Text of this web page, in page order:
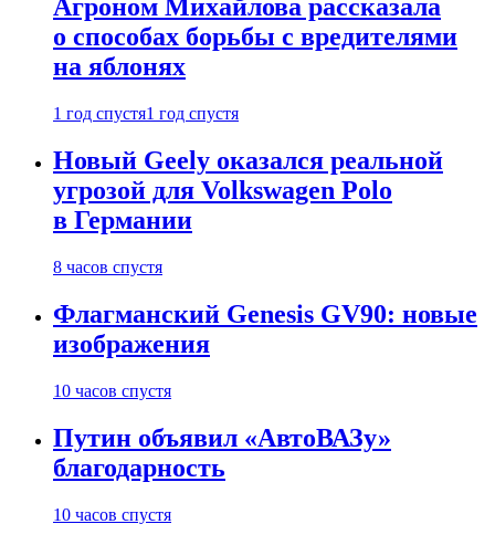
Агроном Михайлова рассказала
о способах борьбы с вредителями
на яблонях
1 год спустя1 год спустя
Новый Geely оказался реальной
угрозой для Volkswagen Polo
в Германии
8 часов спустя
Флагманский Genesis GV90: новые
изображения
10 часов спустя
Путин объявил «АвтоВАЗу»
благодарность
10 часов спустя